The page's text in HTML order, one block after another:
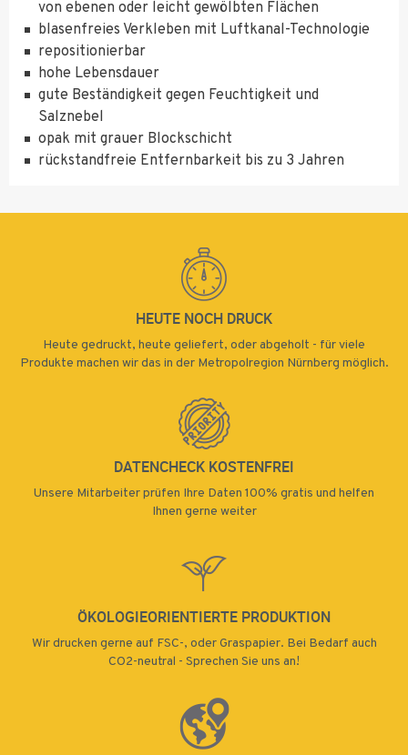
von ebenen oder leicht gewölbten Flächen
blasenfreies Verkleben mit Luftkanal-Technologie
repositionierbar
hohe Lebensdauer
gute Beständigkeit gegen Feuchtigkeit und
Salznebel
opak mit grauer Blockschicht
rückstandfreie Entfernbarkeit bis zu 3 Jahren
HEUTE NOCH DRUCK
Heute gedruckt, heute geliefert, oder abgeholt - für viele
Produkte machen wir das in der Metropolregion Nürnberg möglich.
DATENCHECK KOSTENFREI
Unsere Mitarbeiter prüfen Ihre Daten 100% gratis und helfen
Ihnen gerne weiter
ÖKOLOGIEORIENTIERTE PRODUKTION
Wir drucken gerne auf FSC-, oder Graspapier. Bei Bedarf auch
CO2-neutral - Sprechen Sie uns an!